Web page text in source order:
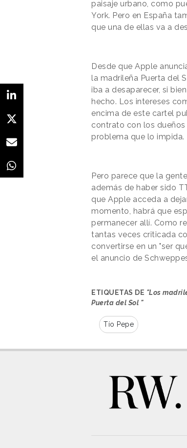
paisaje urbano, como
York. Pero en España
que una de ellas va a
Desde que Apple
la madrileña Puerta del
iba a desaparecer, si
hecho. Los intereses
encima de este cartel
contrato con los
problema que lo impida.
Pero parece que la
además de haber sido
que Apple acceda a
momento, habrá que
permanecer allí. Como
tantas veces criticada
convertirse en un "ser
el anuncio de
ETIQUETAS DE "Los
Puerta del Sol "
Tío Pepe